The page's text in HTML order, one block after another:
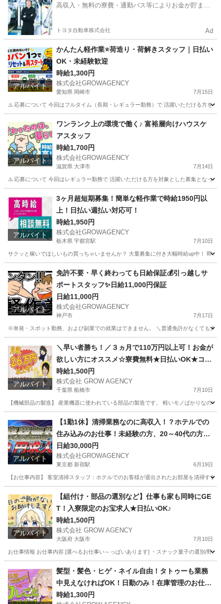
高収入・無料の寮費・通勤バス等によりお金が貯まり
トヨタ自動車株式会社 Ad
アルバイト
かんたん軽作業⭐荷造り・荷解きスタッフ｜日払い
OK・未経験歓迎
時給1,300円
株式会社GROWAGENCY
愛知県 岡崎市 7月15日
⚠️ 応募について 今回はフルタイム（長期・レギュラー勤務）で 活躍いただける方を
ドライバー スタッフ
アルバイト
ワンランク上の環境で働く♪ 富裕層向けハウスケ
アスタッフ
時給1,700円
株式会社GROWAGENCY
滋賀県 大津市 7月14日
⚠️ 応募について 今回はレギュラー勤務で 活躍いただける方を対象とした募集となっ
清掃 富裕層
アルバイト
3ヶ月超短期募集！簡単な軽作業で時給1950円以
上！日払い週払い対応可！
時給1,950円
株式会社GROWAGENCY
栃木県 宇都宮駅 7月10日
サクッと稼いでほしいもの買っちゃいませんか？ 大量募集に付き大幅時給up中！ 即
宇都宮駅 その他 時給
アルバイト
免許不要・早く終わっても日給保証💰引っ越しサ
ポートスタッフ✨日給11,000円保証
日給11,000円
株式会社GROWAGENCY
神戸市 7月17日
※単発・スポット勤務、および副業での就業はできません。 ＼普通免許がなくても大
引越し スタッフ
アルバイト
＼早い者勝ち！／３ヵ月で110万円以上可！お金が
欲しい方にオススメ☆寮費無料★日払いOK★コツ
コツ作業☆赴任交通費支給◎
時給1,500円
株式会社 GROW AGENCY
千葉県 船橋市 7月10日
【機械部品の製造】 産業機器に使われている部品の製造です。 軽いモノばかりな
軽作業 千葉 軽作業 短期間
アルバイト
【1勤1休】清掃業務なのに高収入！？ホテルでの
住み込みのお仕事！未経験の方、20～40代の方活
躍中！
日給30,000円
株式会社GROWAGENCY
東京都 新宿駅 6月19日
【お仕事内容】 客室清掃スタッフ：ホテルでのお客様が退出されたお部屋を清掃す
新宿駅 工場 住み込み
アルバイト
【組付け・部品の選別など】仕事も家も同時にGE
T！入寮限定のお宝求人★日払いOK♪
時給1,500円
株式会社 GROW AGENCY
大阪府 大阪市 7月10日
お仕事情報 お仕事内容 [選べるお仕事い～っぱいあります] ・スナック菓子の選別/野
軽作業 大阪 大阪市 軽作業 時給
髪型・髪色・ヒゲ・ネイル自由！タトゥーも業務
中見えなければOK！日勤のみ！在庫管理のお仕事
♪
時給1,300円